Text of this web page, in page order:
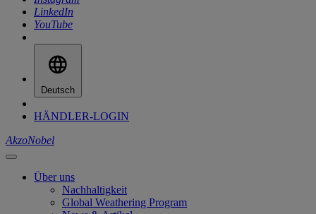
LinkedIn
YouTube
Deutsch
HÄNDLER-LOGIN
AkzoNobel
Über uns
Nachhaltigkeit
Global Weathering Program